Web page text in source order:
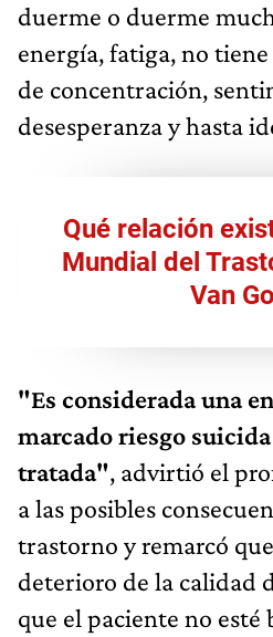
duerme o duerme
energía, fatiga, no
de concentración,
desesperanza y hasta
Qué relación
Mundial del
Van
"Es considerada una
marcado riesgo
tratada", advirtió el
a las posibles
trastorno y remarcó
deterioro de la calidad
que el paciente no esté